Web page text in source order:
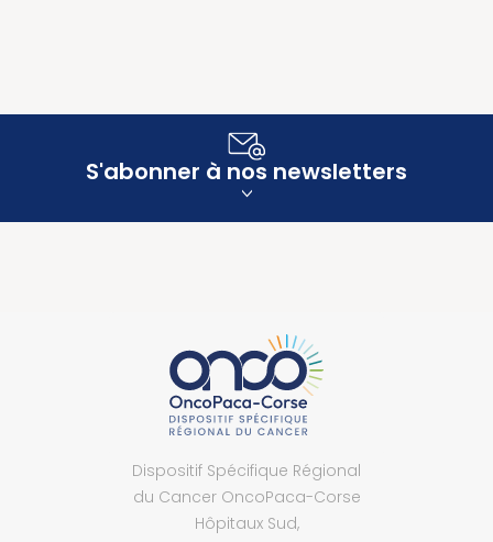
S'abonner à nos newsletters
Dispositif Spécifique Régional
du Cancer OncoPaca-Corse
Hôpitaux Sud,